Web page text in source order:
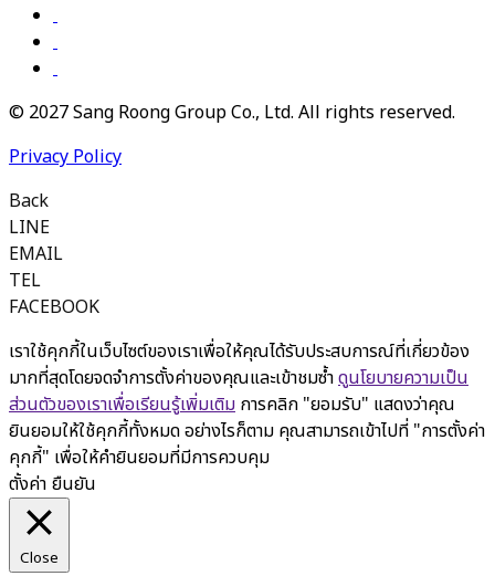
© 2027 Sang Roong Group Co., Ltd. All rights reserved.
Privacy Policy
Back
LINE
EMAIL
TEL
FACEBOOK
เราใช้คุกกี้ในเว็บไซต์ของเราเพื่อให้คุณได้รับประสบการณ์ที่เกี่ยวข้อง
มากที่สุดโดยจดจำการตั้งค่าของคุณและเข้าชมซ้ำดูนโยบายความเป็น
ส่วนตัวของเราเพื่อเรียนรู้เพิ่มเติม การคลิก "ยอมรับ" แสดงว่าคุณ
ยินยอมให้ใช้คุกกี้ทั้งหมด อย่างไรก็ตาม คุณสามารถเข้าไปที่ "การตั้งค่า
คุกกี้" เพื่อให้คำยินยอมที่มีการควบคุม
ตั้งค่า ยืนยัน
Close